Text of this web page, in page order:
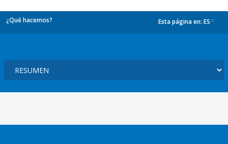
¿Qué hacemos? Esta página en: ES